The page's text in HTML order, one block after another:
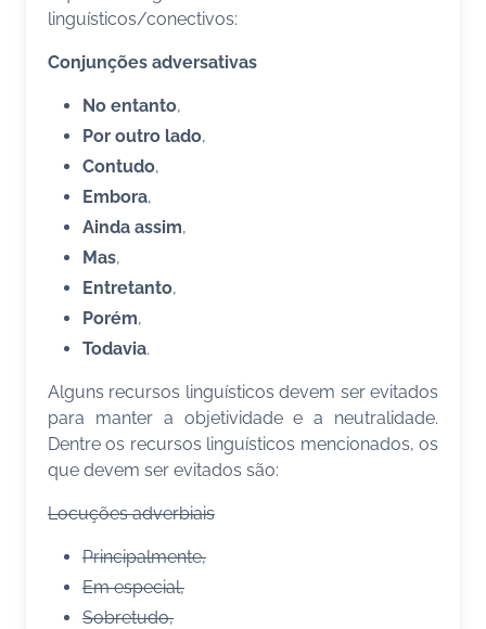
linguísticos/conectivos:
Conjunções adversativas
No entanto,
Por outro lado,
Contudo,
Embora,
Ainda assim,
Mas,
Entretanto,
Porém,
Todavia.
Alguns recursos linguísticos devem ser evitados
para manter a objetividade e a neutralidade.
Dentre os recursos linguísticos mencionados, os
que devem ser evitados são:
Locuções adverbiais
Principalmente,
Em especial,
Sobretudo,